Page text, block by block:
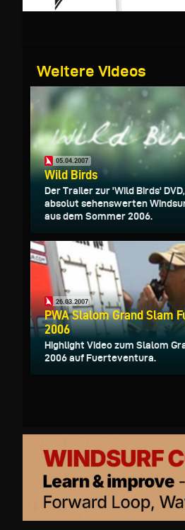
Weitere Videos
05.04.2007
Wild Birds
Der Trailer zur 'Wild Birds'
absolut sehenswerten
aus dem Sommer 2006.
26.03.2007
PWA Slalom Grand Slam
2006
Highlight Video zum Slalom
2006 auf Fuerteventura.